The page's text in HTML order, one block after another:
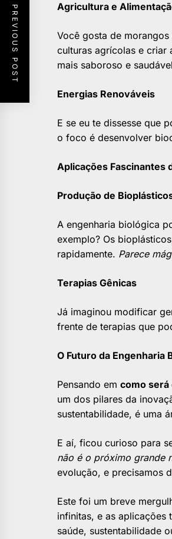
Agricultura e
Você gosta de
culturas agrícolas e criar
mais saboroso e
Energias Renováveis
E se eu te dissesse que
o foco é desenvolver
Aplicações Fascinantes
Produção de
A engenharia biológica
exemplo? Os
rapidamente. Parece
Terapias Gênicas
Já imaginou modificar
frente de terapias que
O Futuro da Engenharia
Pensando em como será
um dos pilares da
sustentabilidade, é uma
E aí, ficou curioso para
não é o próximo grande
evolução, e precisamos
Este foi um breve
infinitas, e as aplicações
saúde, sustentabilidade
PREVIOUS POST